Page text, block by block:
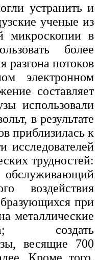
устранить и
ученые из
микроскопии в
более
разгона потоков
электронном
составляет
использовали
в результате
приблизилась к
исследователей
трудностей:
воздействия
при
металлические
создать
весящие 700